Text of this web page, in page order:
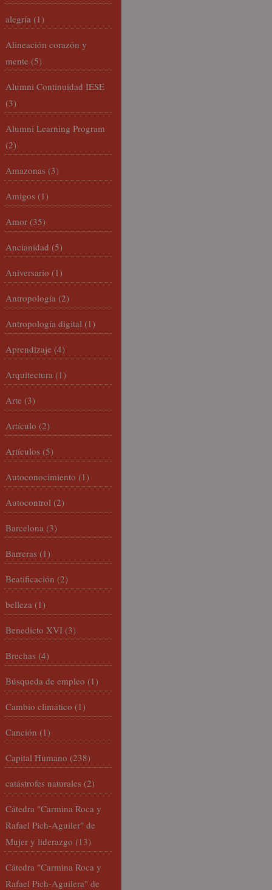
alegría (1)
Alineación corazón y
mente (5)
Alumni Continuidad IESE
(3)
Alumni Learning Program
(2)
Amazonas (3)
Amigos (1)
Amor (35)
Ancianidad (5)
Aniversario (1)
Antropología (2)
Antropología digital (1)
Aprendizaje (4)
Arquitectura (1)
Arte (3)
Artículo (2)
Artículos (5)
Autoconocimiento (1)
Autocontrol (2)
Barcelona (3)
Barreras (1)
Beatificación (2)
belleza (1)
Benedicto XVI (3)
Brechas (4)
Búsqueda de empleo (1)
Cambio climático (1)
Canción (1)
Capital Humano (238)
catástrofes naturales (2)
Cátedra "Carmina Roca y
Rafael Pich-Aguiler" de
Mujer y liderazgo (13)
Cátedra "Carmina Roca y
Rafael Pich-Aguilera" de